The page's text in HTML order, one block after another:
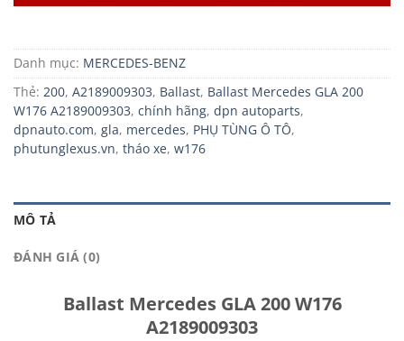
Danh mục: MERCEDES-BENZ
Thẻ: 200, A2189009303, Ballast, Ballast Mercedes GLA 200
W176 A2189009303, chính hãng, dpn autoparts,
dpnauto.com, gla, mercedes, PHỤ TÙNG Ô TÔ,
phutunglexus.vn, tháo xe, w176
MÔ TẢ
ĐÁNH GIÁ (0)
Ballast Mercedes GLA 200 W176
A2189009303